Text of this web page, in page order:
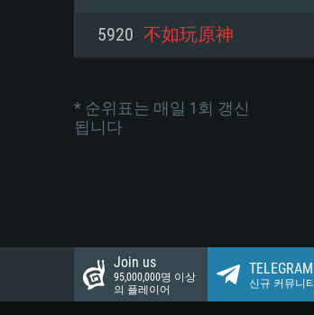
5920 不如玩原神
* 순위표는 매일 1회 갱신
됩니다
Join us
95,000,000명 이상
의 플레이어
TELEGRAM
신규 커뮤니